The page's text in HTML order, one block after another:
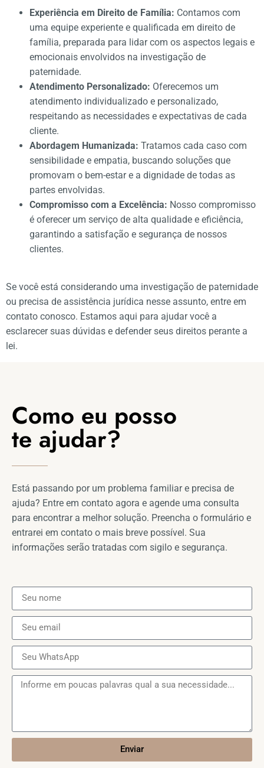
Experiência em Direito de Família: Contamos com
uma equipe experiente e qualificada em direito de
família, preparada para lidar com os aspectos legais e
emocionais envolvidos na investigação de
paternidade.
Atendimento Personalizado: Oferecemos um
atendimento individualizado e personalizado,
respeitando as necessidades e expectativas de cada
cliente.
Abordagem Humanizada: Tratamos cada caso com
sensibilidade e empatia, buscando soluções que
promovam o bem-estar e a dignidade de todas as
partes envolvidas.
Compromisso com a Excelência: Nosso compromisso
é oferecer um serviço de alta qualidade e eficiência,
garantindo a satisfação e segurança de nossos
clientes.
Se você está considerando uma investigação de paternidade
ou precisa de assistência jurídica nesse assunto, entre em
contato conosco. Estamos aqui para ajudar você a
esclarecer suas dúvidas e defender seus direitos perante a
lei.
Como eu posso
te ajudar?
Está passando por um problema familiar e precisa de
ajuda? Entre em contato agora e agende uma consulta
para encontrar a melhor solução. Preencha o formulário e
entrarei em contato o mais breve possível. Sua
informações serão tratadas com sigilo e segurança.
Enviar